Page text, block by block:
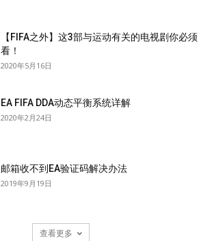
【FIFA之外】这3部与运动有关的电视剧你必须
看！
2020年5月16日
EA FIFA DDA动态平衡系统详解
2020年2月24日
邮箱收不到EA验证码解决办法
2019年9月19日
查看更多